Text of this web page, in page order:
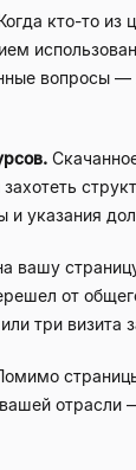
кто-то из
вопросы
указания
вашу
от
три визита